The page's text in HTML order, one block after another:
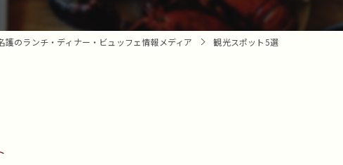
護のランチ・ディナー・ビュッフェ情報メディア 観光スポット5選